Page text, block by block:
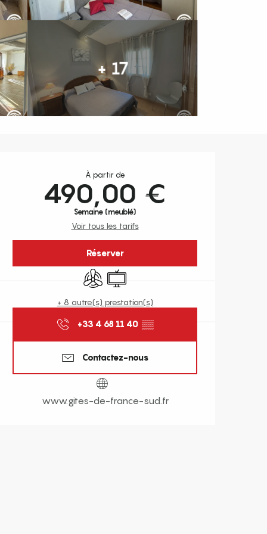
+ 17
et coordonnées
À partir de
490,00 €
Semaine (meublé)
Voir tous les tarifs
Réserver
Air conditionné
Télévision
+ 8 autre(s) prestation(s)
+33 4 68 11 40 ▒▒
Contactez-nous
www.gites-de-france-sud.fr